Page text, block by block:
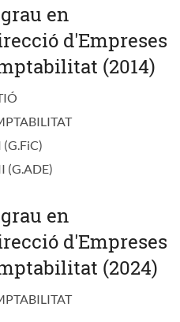
en
d'Empreses
(2014)
(G.FiC)
(G.ADE)
en
d'Empreses
(2024)